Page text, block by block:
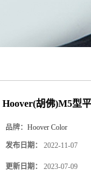
Hoover(胡佛)M5型
品牌： Hoover Color
发布日期： 2022-11-07
更新日期： 2023-07-09